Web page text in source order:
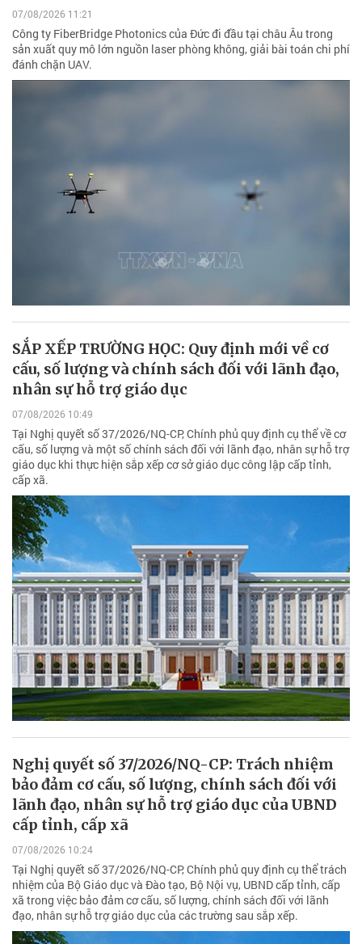
07/08/2026 11:21
Công ty FiberBridge Photonics của Đức đi đầu tại châu Âu trong
sản xuất quy mô lớn nguồn laser phòng không, giải bài toán chi phí
đánh chặn UAV.
SẮP XẾP TRƯỜNG HỌC: Quy định mới về cơ
cấu, số lượng và chính sách đối với lãnh đạo,
nhân sự hỗ trợ giáo dục
07/08/2026 10:49
Tại Nghị quyết số 37/2026/NQ-CP, Chính phủ quy định cụ thể về cơ
cấu, số lượng và một số chính sách đối với lãnh đạo, nhân sự hỗ trợ
giáo dục khi thực hiện sắp xếp cơ sở giáo dục công lập cấp tỉnh,
cấp xã.
Nghị quyết số 37/2026/NQ-CP: Trách nhiệm
bảo đảm cơ cấu, số lượng, chính sách đối với
lãnh đạo, nhân sự hỗ trợ giáo dục của UBND
cấp tỉnh, cấp xã
07/08/2026 10:24
Tại Nghị quyết số 37/2026/NQ-CP, Chính phủ quy định cụ thể trách
nhiệm của Bộ Giáo dục và Đào tạo, Bộ Nội vụ, UBND cấp tỉnh, cấp
xã trong việc bảo đảm cơ cấu, số lượng, chính sách đối với lãnh
đạo, nhân sự hỗ trợ giáo dục của các trường sau sắp xếp.